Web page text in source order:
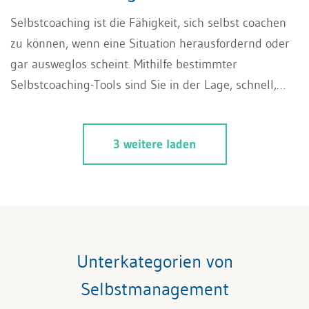
Selbstcoaching ist die Fähigkeit, sich selbst coachen
zu können, wenn eine Situation herausfordernd oder
gar ausweglos scheint. Mithilfe bestimmter
Selbstcoaching-Tools sind Sie in der Lage, schnell,
Sie sonst vielleicht eher externe Hilfe (Coaching,
Therapie, psychologische Betreuung, etc.) benötigen
3 weitere laden
Unterkategorien von
Selbstmanagement